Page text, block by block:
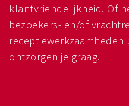
klantvriendelijkheid. Of
bezoekers- en/of
ontzorgen je graag.